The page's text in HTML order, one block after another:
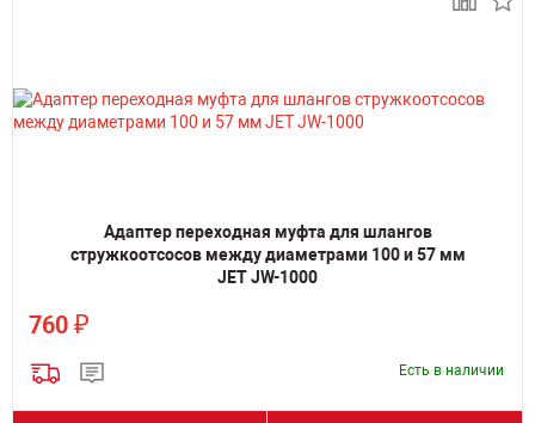
Адаптер переходная муфта для шлангов
стружкоотсосов между диаметрами 100 и 57 мм
JET JW-1000
760 ₽
Есть в наличии